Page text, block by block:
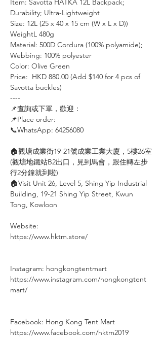
Item: Savotta HATKA 12L Backpack;
Durability; Ultra-Lightweight
Size: 12L (25 x 40 x 15 cm (W x L x D))
WeightL 480g
Material: 500D Cordura (100% polyamide);
Webbing: 100% polyester
Color: Olive Green
Price: HKD 880.00 (Add $140 for 4 pcs of
Savotta buckles)
----⠀⠀⠀⠀⠀
📌查詢或下單，歡迎：⠀⠀⠀
📌Place order: ⠀⠀⠀⠀
📞WhatsApp: 64256080
🏠觀塘成業街19-21號成業工業大廈，5樓26室
(觀塘地鐵站B2出口，見到馬會，跟住轉左步
行2分鐘就到啦)
🏠Visit Unit 26, Level 5, Shing Yip Industrial
Building, 19-21 Shing Yip Street, Kwun
Tong, Kowloon
Website:
https://www.hktm.store/
Instagram: hongkongtentmart⠀⠀⠀
https://www.instagram.com/hongkongtent
mart/
Facebook: Hong Kong Tent Mart⠀⠀⠀
https://www.facebook.com/hktm2019